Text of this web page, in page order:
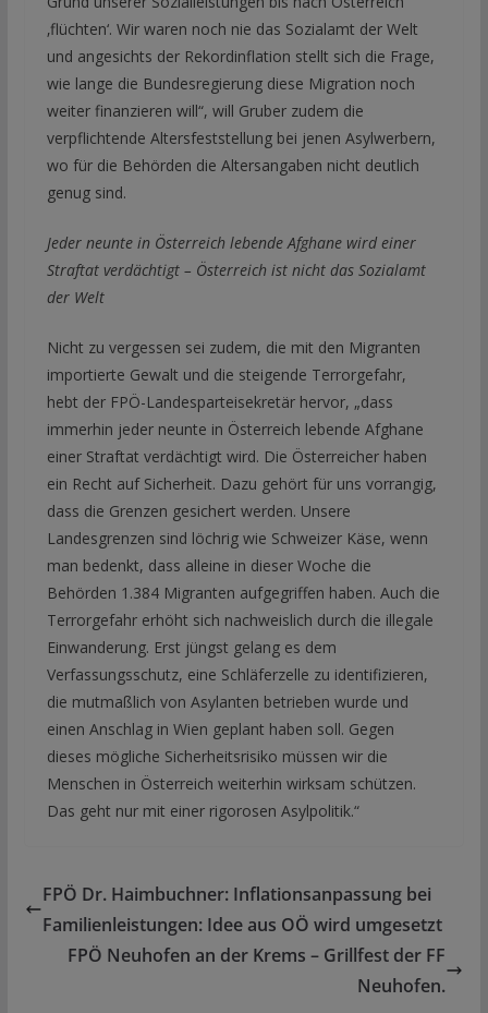
‚flüchten‘. Wir waren noch nie das Sozialamt der Welt
und angesichts der Rekordinflation stellt sich die Frage,
wie lange die Bundesregierung diese Migration noch
weiter finanzieren will“, will Gruber zudem die
verpflichtende Altersfeststellung bei jenen Asylwerbern,
wo für die Behörden die Altersangaben nicht deutlich
genug sind.
Jeder neunte in Österreich lebende Afghane wird einer
Straftat verdächtigt – Österreich ist nicht das Sozialamt
der Welt
Nicht zu vergessen sei zudem, die mit den Migranten
importierte Gewalt und die steigende Terrorgefahr,
hebt der FPÖ-Landesparteisekretär hervor, „dass
immerhin jeder neunte in Österreich lebende Afghane
einer Straftat verdächtigt wird. Die Österreicher haben
ein Recht auf Sicherheit. Dazu gehört für uns vorrangig,
dass die Grenzen gesichert werden. Unsere
Landesgrenzen sind löchrig wie Schweizer Käse, wenn
man bedenkt, dass alleine in dieser Woche die
Behörden 1.384 Migranten aufgegriffen haben. Auch die
Terrorgefahr erhöht sich nachweislich durch die illegale
Einwanderung. Erst jüngst gelang es dem
Verfassungsschutz, eine Schläferzelle zu identifizieren,
die mutmaßlich von Asylanten betrieben wurde und
einen Anschlag in Wien geplant haben soll. Gegen
dieses mögliche Sicherheitsrisiko müssen wir die
Menschen in Österreich weiterhin wirksam schützen.
Das geht nur mit einer rigorosen Asylpolitik.“
FPÖ Dr. Haimbuchner: Inflationsanpassung bei
Familienleistungen: Idee aus OÖ wird umgesetzt
FPÖ Neuhofen an der Krems – Grillfest der FF
Neuhofen.